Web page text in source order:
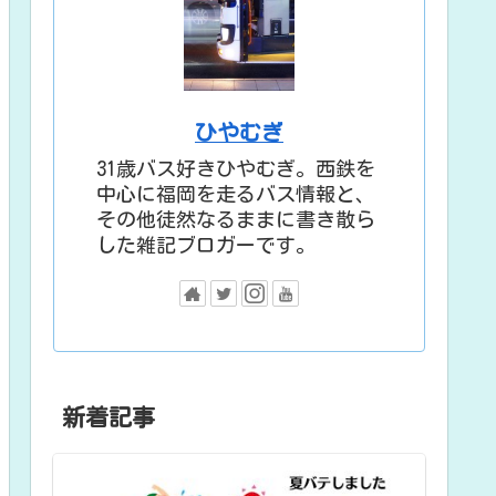
ひやむぎ
31歳バス好きひやむぎ。西鉄を
中心に福岡を走るバス情報と、
その他徒然なるままに書き散ら
した雑記ブロガーです。
新着記事